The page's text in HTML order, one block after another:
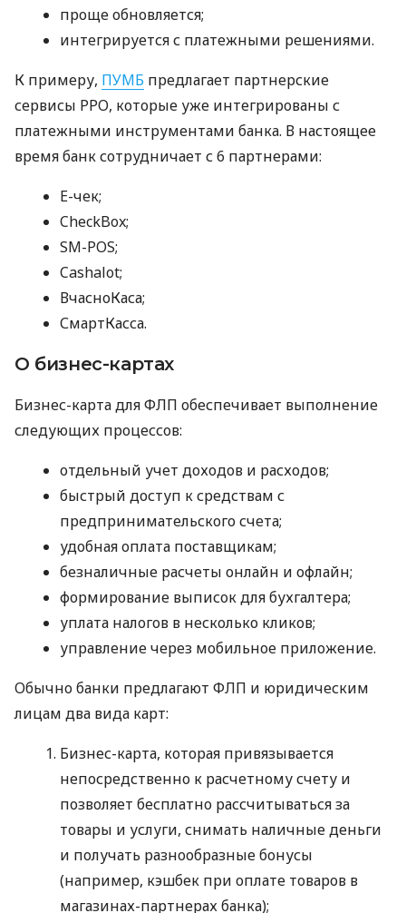
проще обновляется;
интегрируется с платежными решениями.
К примеру, ПУМБ предлагает партнерские
сервисы РРО, которые уже интегрированы с
платежными инструментами банка. В настоящее
время банк сотрудничает с 6 партнерами:
E-чек;
CheckBox;
SM-POS;
Cashalot;
ВчасноКаса;
СмартКасса.
О бизнес-картах
Бизнес-карта для ФЛП обеспечивает выполнение
следующих процессов:
отдельный учет доходов и расходов;
быстрый доступ к средствам с
предпринимательского счета;
удобная оплата поставщикам;
безналичные расчеты онлайн и офлайн;
формирование выписок для бухгалтера;
уплата налогов в несколько кликов;
управление через мобильное приложение.
Обычно банки предлагают ФЛП и юридическим
лицам два вида карт:
Бизнес-карта, которая привязывается
непосредственно к расчетному счету и
позволяет бесплатно рассчитываться за
товары и услуги, снимать наличные деньги
и получать разнообразные бонусы
(например, кэшбек при оплате товаров в
магазинах-партнерах банка);